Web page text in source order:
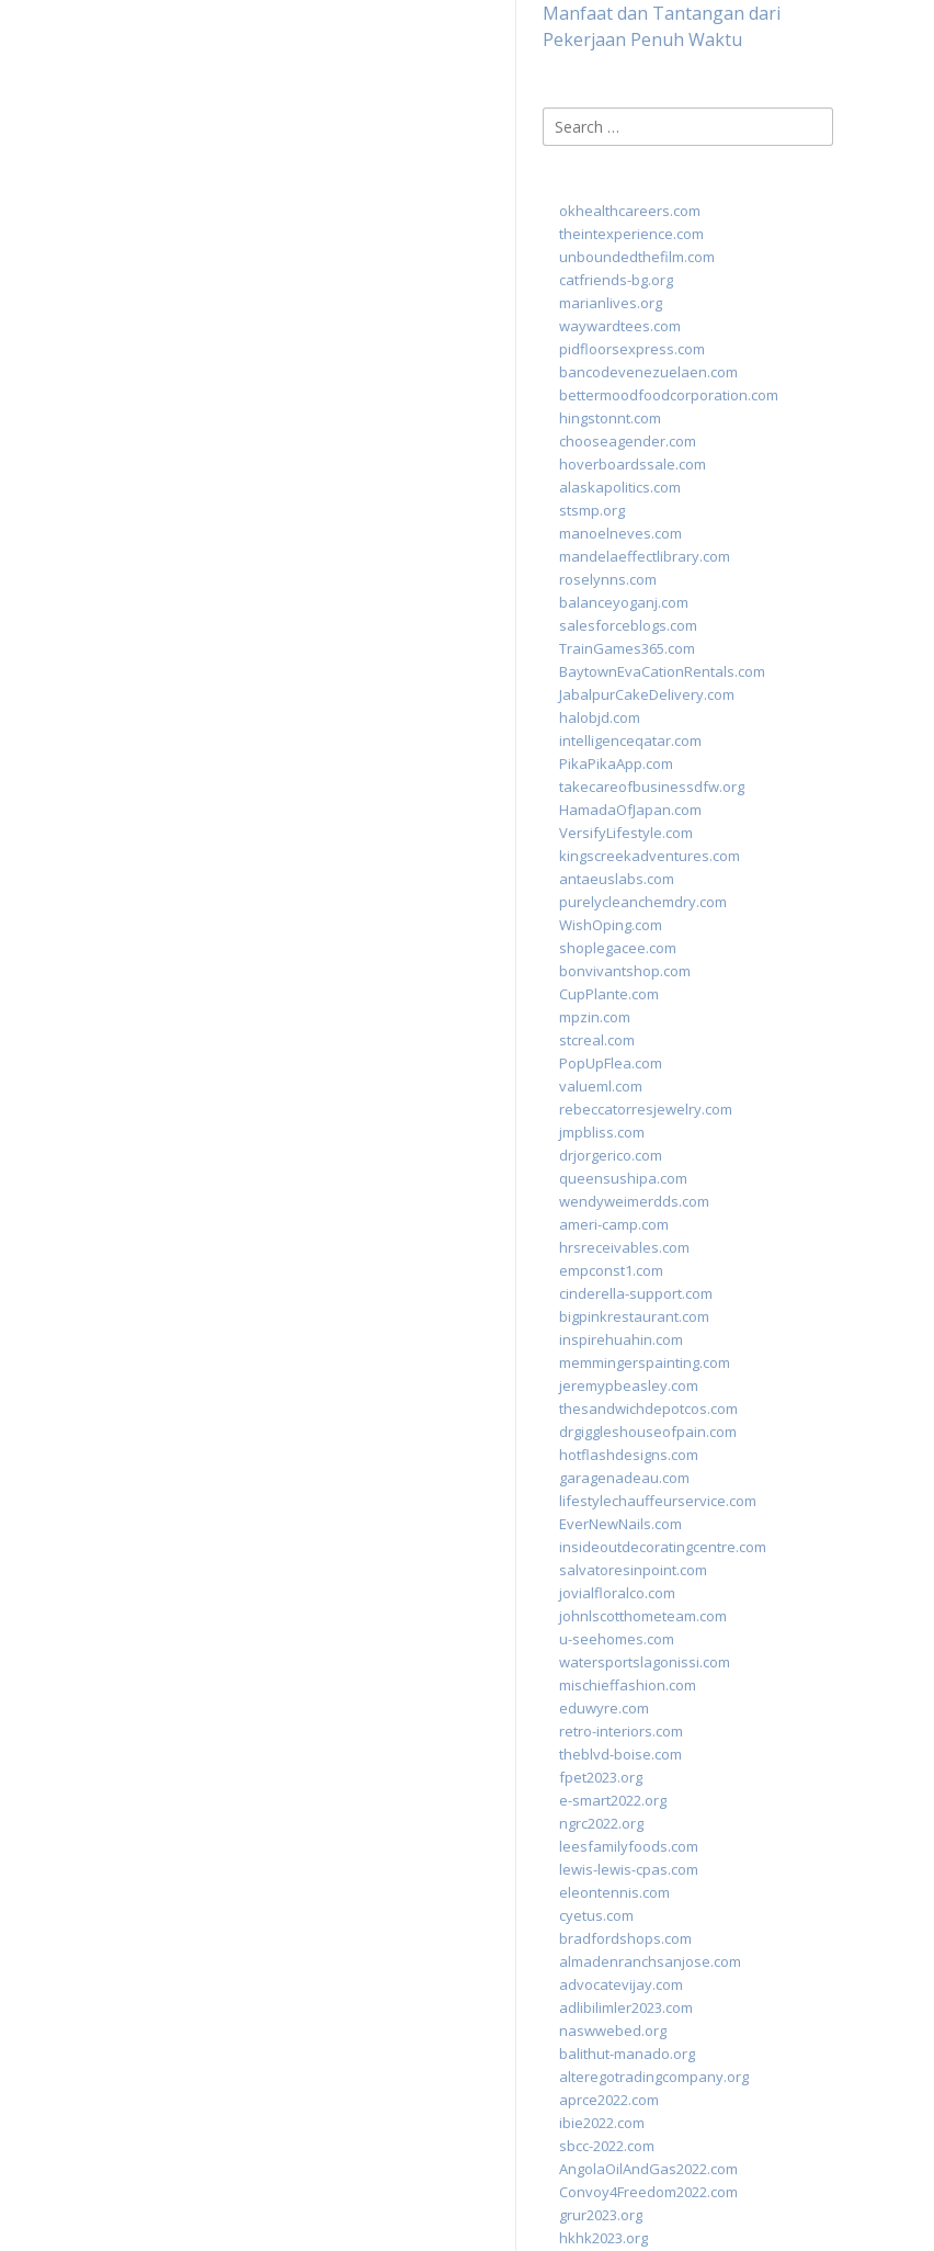
Manfaat dan Tantangan dari
Pekerjaan Penuh Waktu
Search
for:
okhealthcareers.com
theintexperience.com
unboundedthefilm.com
catfriends-bg.org
marianlives.org
waywardtees.com
pidfloorsexpress.com
bancodevenezuelaen.com
bettermoodfoodcorporation.com
hingstonnt.com
chooseagender.com
hoverboardssale.com
alaskapolitics.com
stsmp.org
manoelneves.com
mandelaeffectlibrary.com
roselynns.com
balanceyoganj.com
salesforceblogs.com
TrainGames365.com
BaytownEvaCationRentals.com
JabalpurCakeDelivery.com
halobjd.com
intelligenceqatar.com
PikaPikaApp.com
takecareofbusinessdfw.org
HamadaOfJapan.com
VersifyLifestyle.com
kingscreekadventures.com
antaeuslabs.com
purelycleanchemdry.com
WishOping.com
shoplegacee.com
bonvivantshop.com
CupPlante.com
mpzin.com
stcreal.com
PopUpFlea.com
valueml.com
rebeccatorresjewelry.com
jmpbliss.com
drjorgerico.com
queensushipa.com
wendyweimerdds.com
ameri-camp.com
hrsreceivables.com
empconst1.com
cinderella-support.com
bigpinkrestaurant.com
inspirehuahin.com
memmingerspainting.com
jeremypbeasley.com
thesandwichdepotcos.com
drgiggleshouseofpain.com
hotflashdesigns.com
garagenadeau.com
lifestylechauffeurservice.com
EverNewNails.com
insideoutdecoratingcentre.com
salvatoresinpoint.com
jovialfloralco.com
johnlscotthometeam.com
u-seehomes.com
watersportslagonissi.com
mischieffashion.com
eduwyre.com
retro-interiors.com
theblvd-boise.com
fpet2023.org
e-smart2022.org
ngrc2022.org
leesfamilyfoods.com
lewis-lewis-cpas.com
eleontennis.com
cyetus.com
bradfordshops.com
almadenranchsanjose.com
advocatevijay.com
adlibilimler2023.com
naswwebed.org
balithut-manado.org
alteregotradingcompany.org
aprce2022.com
ibie2022.com
sbcc-2022.com
AngolaOilAndGas2022.com
Convoy4Freedom2022.com
grur2023.org
hkhk2023.org